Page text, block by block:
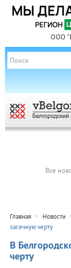
ООО
Все
Главная Новости
засечную черту
В
черту